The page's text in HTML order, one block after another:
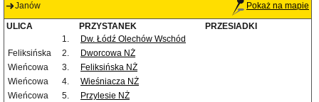
Janów Pokaż na mapie
ULICA PRZYSTANEK
PRZESIADKI
1.
Dw. Łódź Olechów Wschód
Feliksińska
2.
Dworcowa NŻ
Wieńcowa
3.
Feliksińska NŻ
Wieńcowa
4.
Wieśniacza NŻ
Wieńcowa
5.
Przylesie NŻ